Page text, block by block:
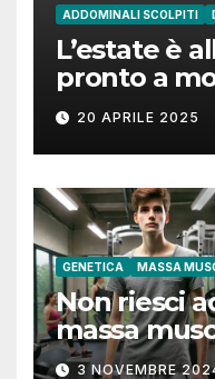
ADDOMINALI SCOLPITI
L’estate è
pronto a
addome
20 APRILE 2025
GENETICA MASSA
Non riesci
massa
come fare!
3 NOVEMBRE